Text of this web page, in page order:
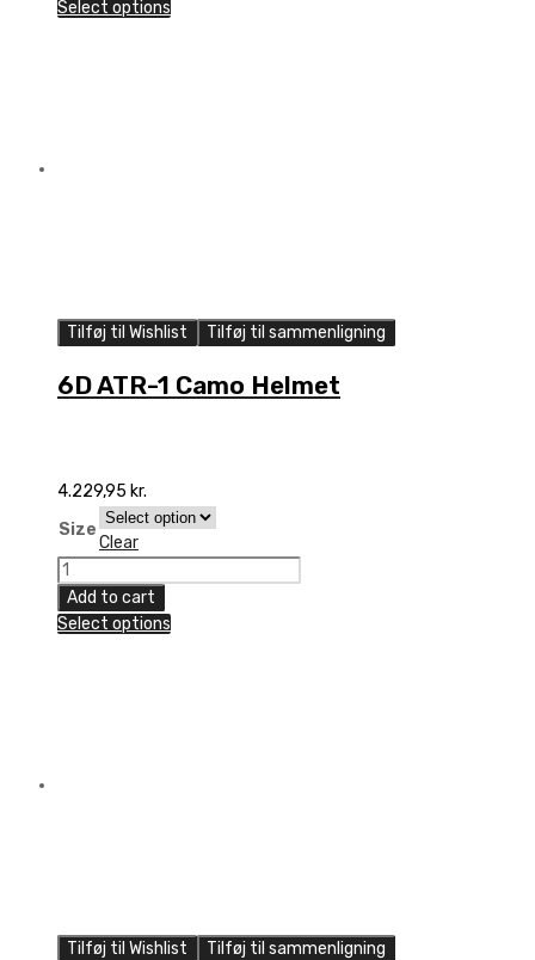
Select options
Tilføj til Wishlist Tilføj til sammenligning
6D ATR-1 Camo Helmet
4.229,95 kr.
Size
Clear
6D
ATR-
1
Add to cart
Select options
Tilføj til Wishlist Tilføj til sammenligning